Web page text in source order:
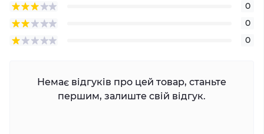
0
0
0
Немає відгуків про цей товар, станьте
першим, залиште свій відгук.